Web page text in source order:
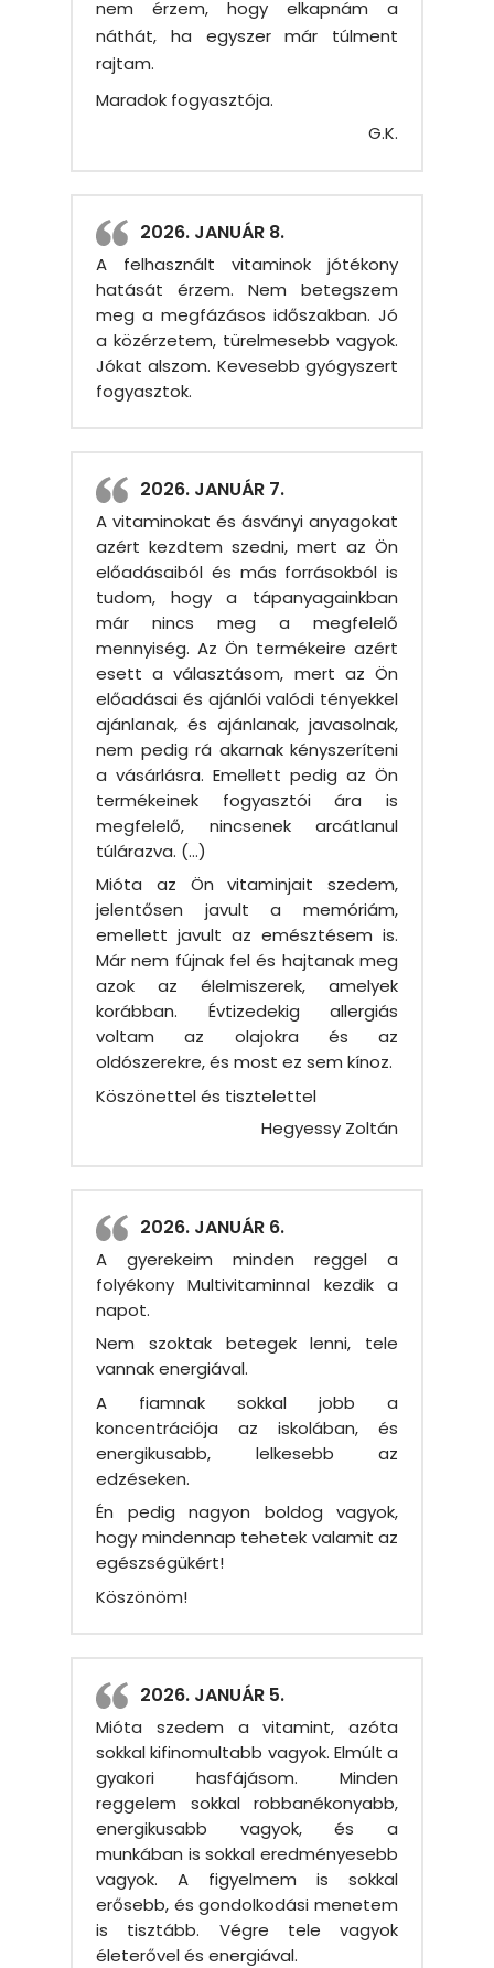
nem érzem, hogy elkapnám a
náthát, ha egyszer már túlment
rajtam.
Maradok fogyasztója.
G.K.
2026. JANUÁR 8.
A felhasznált vitaminok jótékony
hatását érzem. Nem betegszem
meg a megfázásos időszakban. Jó
a közérzetem, türelmesebb vagyok.
Jókat alszom. Kevesebb gyógyszert
fogyasztok.
2026. JANUÁR 7.
A vitaminokat és ásványi anyagokat
azért kezdtem szedni, mert az Ön
előadásaiból és más forrásokból is
tudom, hogy a tápanyagainkban
már nincs meg a megfelelő
mennyiség. Az Ön termékeire azért
esett a választásom, mert az Ön
előadásai és ajánlói valódi tényekkel
ajánlanak, és ajánlanak, javasolnak,
nem pedig rá akarnak kényszeríteni
a vásárlásra. Emellett pedig az Ön
termékeinek fogyasztói ára is
megfelelő, nincsenek arcátlanul
túlárazva. (…)
Mióta az Ön vitaminjait szedem,
jelentősen javult a memóriám,
emellett javult az emésztésem is.
Már nem fújnak fel és hajtanak meg
azok az élelmiszerek, amelyek
korábban. Évtizedekig allergiás
voltam az olajokra és az
oldószerekre, és most ez sem kínoz.
Köszönettel és tisztelettel
Hegyessy Zoltán
2026. JANUÁR 6.
A gyerekeim minden reggel a
folyékony Multivitaminnal kezdik a
napot.
Nem szoktak betegek lenni, tele
vannak energiával.
A fiamnak sokkal jobb a
koncentrációja az iskolában, és
energikusabb, lelkesebb az
edzéseken.
Én pedig nagyon boldog vagyok,
hogy mindennap tehetek valamit az
egészségükért!
Köszönöm!
2026. JANUÁR 5.
Mióta szedem a vitamint, azóta
sokkal kifinomultabb vagyok. Elmúlt a
gyakori hasfájásom. Minden
reggelem sokkal robbanékonyabb,
energikusabb vagyok, és a
munkában is sokkal eredményesebb
vagyok. A figyelmem is sokkal
erősebb, és gondolkodási menetem
is tisztább. Végre tele vagyok
életerővel és energiával.